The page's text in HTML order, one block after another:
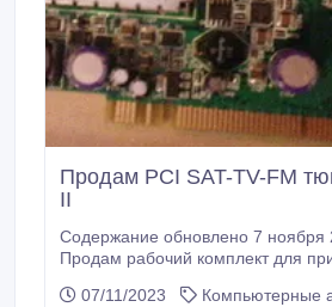
Продам PCI SAT-TV-FM
II
Содержание обновлено 7 ноября
Продам рабочий комплект для приёма
стационарном компьютере, В комплект входят -
07/11/2023
Компьютерные